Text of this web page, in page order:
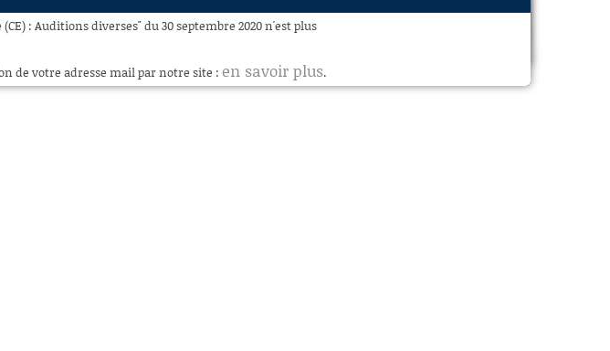
: Auditions diverses" du 30 septembre 2020 n'est plus
de votre adresse mail par notre site : en savoir plus.